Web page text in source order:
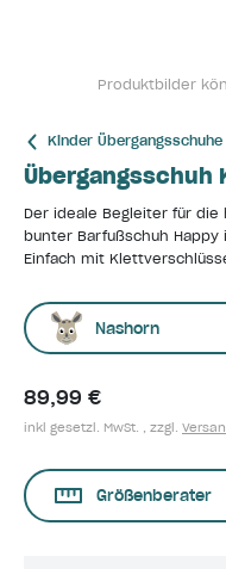
Produktbilder
Kinder Übergangsschuhe
Übergangsschuh
Der ideale Begleiter für
bunter Barfußschuh
Einfach mit
Nashorn
89,99 €
inkl gesetzl. MwSt. , zzgl.
Größenberater